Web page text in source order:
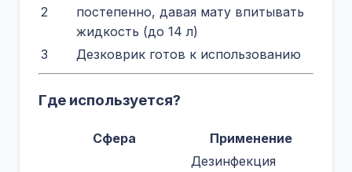
2
постепенно, давая мату впитывать
жидкость (до 14 л)
3
Дезковрик готов к использованию
Где используется?
Сфера Применение
Дезинфекция